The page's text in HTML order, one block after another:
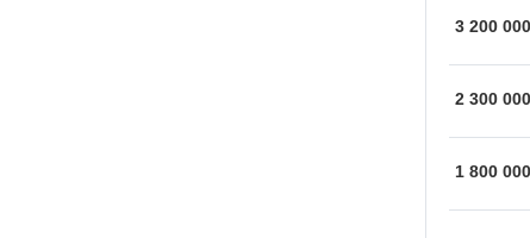
3 200 000
2 300 000
1 800 000